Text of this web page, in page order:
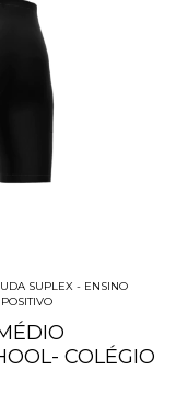
SUPLEX - ENSINO
COLÉGIO